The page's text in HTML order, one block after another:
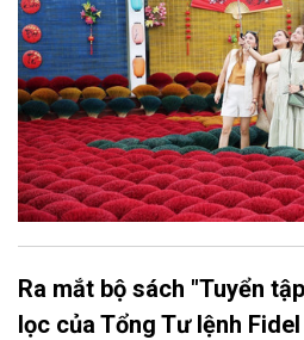
Ra mắt bộ sách "Tuyển
lọc của Tổng Tư lệnh